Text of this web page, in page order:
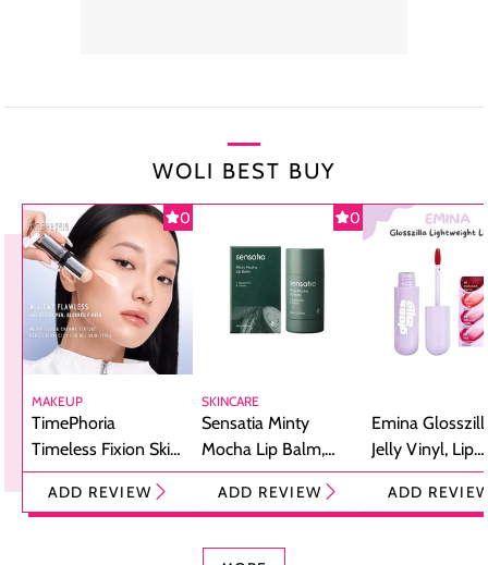
WOLI BEST BUY
0
MAKEUP
TimePhoria
Timeless Fixion Skin
Tint Stick,
Foundation dan
ADD REVIEW
0
SKINCARE
Sensatia Minty
Mocha Lip Balm,
Pelembap Bibir
dengan Aroma
ADD REVIEW
Emina
Jelly Vinyl, Lip
Cream Glossy
Ringan
ADD